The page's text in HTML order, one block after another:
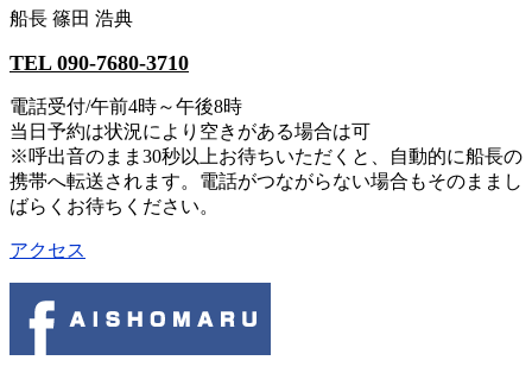
船長 篠田 浩典
TEL 090-7680-3710
電話受付/午前4時～午後8時
当日予約は状況により空きがある場合は可
※呼出音のまま30秒以上お待ちいただくと、自動的に船長の
携帯へ転送されます。電話がつながらない場合もそのままし
ばらくお待ちください。
アクセス